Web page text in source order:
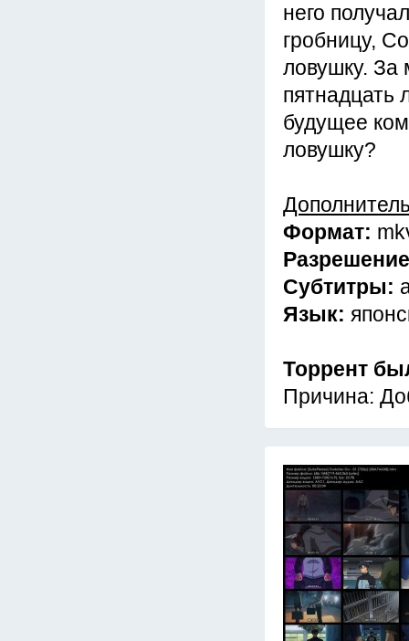
него
гробницу,
ловушку. За
пятнадцать
будущее
ловушку?
Формат:
Субтитры:
Язык:
Торрент
Причина: